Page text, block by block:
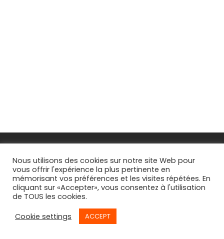
FAQs
CGV
Suivi de commande
2026© ByWilly Bègue
Nous utilisons des cookies sur notre site Web pour
vous offrir l'expérience la plus pertinente en
mémorisant vos préférences et les visites répétées. En
cliquant sur «Accepter», vous consentez à l'utilisation
de TOUS les cookies.
Cookie settings
ACCEPT